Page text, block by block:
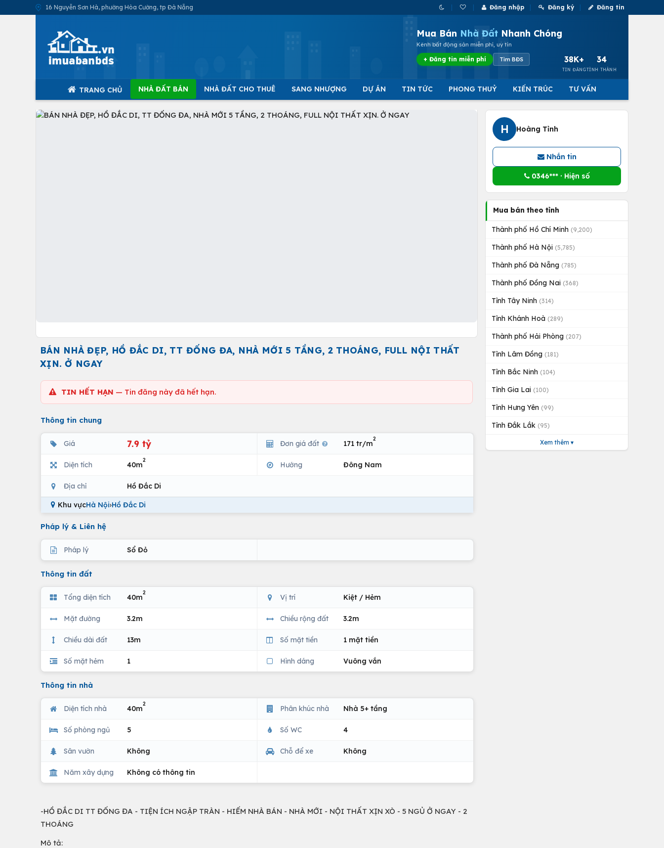
16 Nguyễn Sơn Hà, phường Hòa Cường, tp Đà Nẵng Đăng nhập Đăng ký Đăng tin
Mua Bán Nhà Đất Nhanh Chóng
Kênh bất động sản miễn phí, uy tín
+ Đăng tin miễn phí Tìm BĐS 38K+
TIN ĐĂNG
34
TỈNH THÀNH
TRANG CHỦ NHÀ ĐẤT BÁN NHÀ ĐẤT CHO THUÊ SANG NHƯỢNG DỰ ÁN TIN TỨC PHONG THUỶ KIẾN TRÚC TƯ VẤN
BÁN NHÀ ĐẸP, HỒ ĐẮC DI, TT ĐỐNG ĐA, NHÀ MỚI 5 TẦNG, 2 THOÁNG, FULL NỘI THẤT
XỊN. Ở NGAY
TIN HẾT HẠN — Tin đăng này đã hết hạn.
Thông tin chung
Giá 7.9 tỷ Đơn giá đất 171 tr/m
2
Diện tích 40m
2
Hướng Đông Nam
Địa chỉ Hồ Đắc Di
Khu vựcHà Nội›Hồ Đắc Di
Pháp lý & Liên hệ
Pháp lý Sổ Đỏ
Thông tin đất
Tổng diện tích 40m
2
Vị trí Kiệt / Hẻm
Mặt đường 3.2m Chiều rộng đất 3.2m
Chiều dài đất 13m Số mặt tiền 1 mặt tiền
Số mặt hẻm 1 Hình dáng Vuông vắn
Thông tin nhà
Diện tích nhà 40m
2
Phân khúc nhà Nhà 5+ tầng
Số phòng ngủ 5 Số WC 4
Sân vườn Không Chỗ để xe Không
Năm xây dựng Không có thông tin
-HỒ ĐẮC DI TT ĐỐNG ĐA - TIỆN ÍCH NGẬP TRÀN - HIẾM NHÀ BÁN - NHÀ MỚI - NỘI THẤT XỊN XÒ - 5 NGỦ Ở NGAY - 2
THOÁNG
Mô tả:
H Hoàng Tỉnh
Nhắn tin
0346*** · Hiện số
Mua bán theo tỉnh
Thành phố Hồ Chí Minh (9,200)
Thành phố Hà Nội (5,785)
Thành phố Đà Nẵng (785)
Thành phố Đồng Nai (368)
Tỉnh Tây Ninh (314)
Tỉnh Khánh Hoà (289)
Thành phố Hải Phòng (207)
Tỉnh Lâm Đồng (181)
Tỉnh Bắc Ninh (104)
Tỉnh Gia Lai (100)
Tỉnh Hưng Yên (99)
Tỉnh Đắk Lắk (95)
Xem thêm ▾